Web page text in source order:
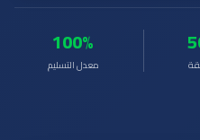
100%
معدل التسليم